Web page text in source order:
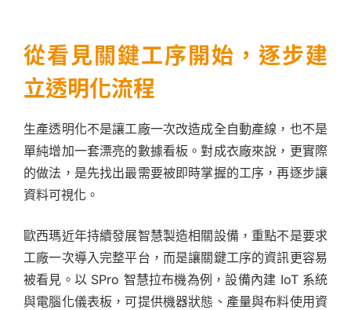
從看見關鍵工序開始，逐步建
立透明化流程
生產透明化不是讓工廠一次改造成全自動產線，也不是
單純增加一套漂亮的數據看板。對成衣廠來說，更實際
的做法，是先找出最需要被即時掌握的工序，再逐步讓
資料可視化。
歐西瑪近年持續發展智慧製造相關設備，重點不是要求
工廠一次導入完整平台，而是讓關鍵工序的資訊更容易
被看見。以 SPro 智慧拉布機為例，設備內建 IoT 系統
與電腦化儀表板，可提供機器狀態、產量與布料使用資